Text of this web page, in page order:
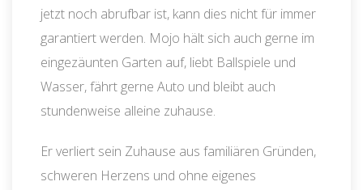
jetzt noch abrufbar ist, kann dies nicht für immer
garantiert werden. Mojo hält sich auch gerne im
eingezäunten Garten auf, liebt Ballspiele und
Wasser, fährt gerne Auto und bleibt auch
stundenweise alleine zuhause.
Er verliert sein Zuhause aus familiären Gründen,
schweren Herzens und ohne eigenes